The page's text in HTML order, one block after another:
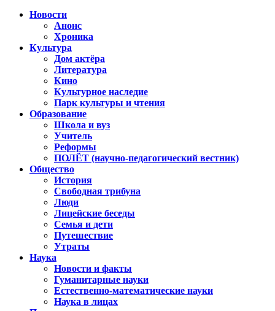
Новости
Анонс
Хроника
Культура
Дом актёра
Литература
Кино
Культурное наследие
Парк культуры и чтения
Образование
Школа и вуз
Учитель
Реформы
ПОЛЁТ (научно-педагогический вестник)
Общество
История
Свободная трибуна
Люди
Лицейские беседы
Семья и дети
Путешествие
Утраты
Наука
Новости и факты
Гуманитарные науки
Естественно-математические науки
Наука в лицах